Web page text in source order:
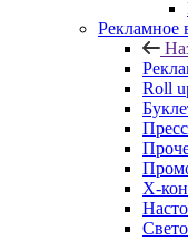
Рекламное
Roll
Х-